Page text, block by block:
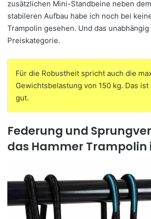
zusätzlichen Mini-Standbeine neben
stabileren Aufbau habe ich noch bei
Trampolin gesehen. Und das
Preiskategorie.
Für die Robustheit spricht auch die
Gewichtsbelastung von 150 kg. Das
gut.
Federung und
das Hammer Trampolin